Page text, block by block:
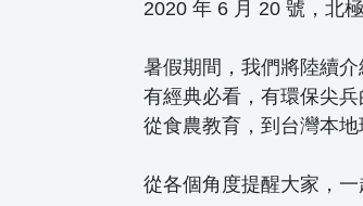
2020 年 6 月 20 號，北
暑假期間，我們將陸續介
有經典必看，有環保尖兵
從食農教育，到台灣本地
從各個角度提醒大家，一